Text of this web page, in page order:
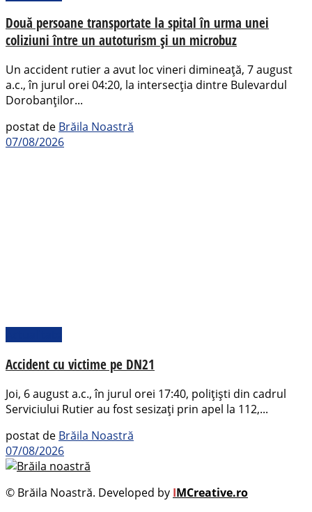
Două persoane transportate la spital în urma unei
coliziuni între un autoturism și un microbuz
Un accident rutier a avut loc vineri dimineață, 7 august
a.c., în jurul orei 04:20, la intersecția dintre Bulevardul
Dorobanților...
postat de Brăila Noastră
07/08/2026
Accident cu victime pe DN21
Joi, 6 august a.c., în jurul orei 17:40, polițiști din cadrul
Serviciului Rutier au fost sesizați prin apel la 112,...
postat de Brăila Noastră
07/08/2026
© Brăila Noastră. Developed by IMCreative.ro